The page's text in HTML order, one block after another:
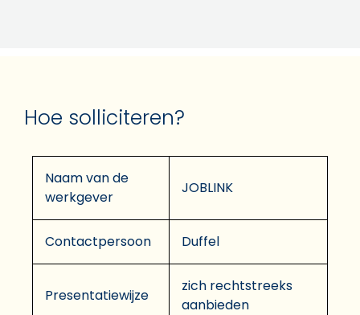
Hoe solliciteren?
Naam van de
werkgever
JOBLINK
Contactpersoon Duffel
Presentatiewijze
zich rechtstreeks
aanbieden